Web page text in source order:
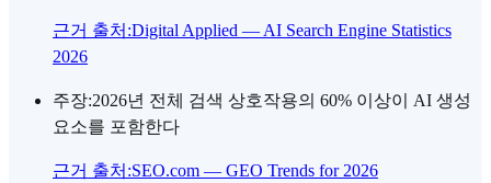
근거 출처 :Digital Applied — AI Search Engine Statistics
2026
주장:2026년 전체 검색 상호작용의 60% 이상이 AI 생성
요소를 포함한다
근거 출처 :SEO.com — GEO Trends for 2026